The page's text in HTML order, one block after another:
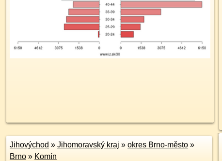
Jihovýchod » Jihomoravský kraj » okres Brno-město »
Brno » Komín